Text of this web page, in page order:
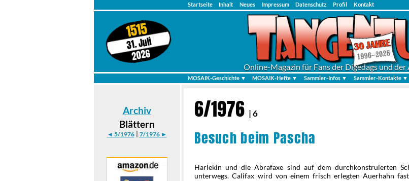
Startseite Inhalt Neues Impressum Datenschutz Profil Kontakt
1515
31. Juli
2026
Online-Magazin für Fans der Digedags und der
MOSAIK-Geschichte ▼ MOSAIK-Hefte ▼ Sammler-Infos ▼ Sammler-Kontakte ▼
Archiv
Blättern
◄ 5/1976| 7/1976 ►
6/1976 | 6
Besuch beim Pascha
Harlekin und die Abrafaxe sind auf dem durchkonstruierten
unterwegs. Califax wird von einem frisch erlegten Auerhahn